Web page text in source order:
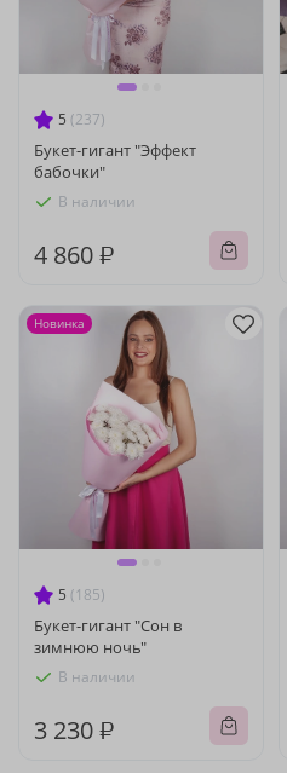
5 (237)
Букет-гигант "Эффект
бабочки"
В наличии
4 860 ₽
5 (185)
Букет-гигант "Сон в
зимнюю ночь"
В наличии
3 230 ₽
Новинка